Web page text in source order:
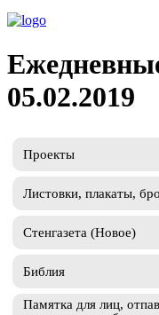
05.02.2019
Проекты
Листовки, плакаты,
Стенгазета (Новое)
Библия
Памятка для лиц,